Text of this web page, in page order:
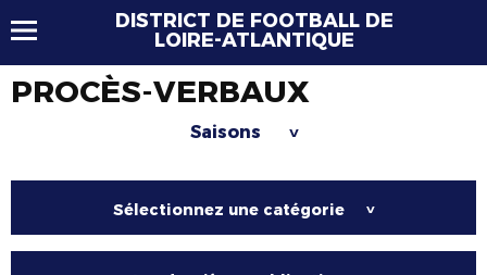
DISTRICT DE FOOTBALL DE
LOIRE-ATLANTIQUE
PROCÈS-VERBAUX
Saisons >
Sélectionnez une catégorie >